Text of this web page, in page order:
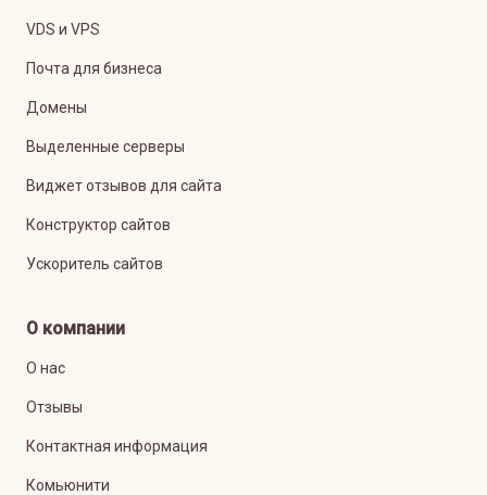
VDS и VPS
Почта для бизнеса
Домены
Выделенные серверы
Виджет отзывов для сайта
Конструктор сайтов
Ускоритель сайтов
О компании
О нас
Отзывы
Контактная информация
Комьюнити